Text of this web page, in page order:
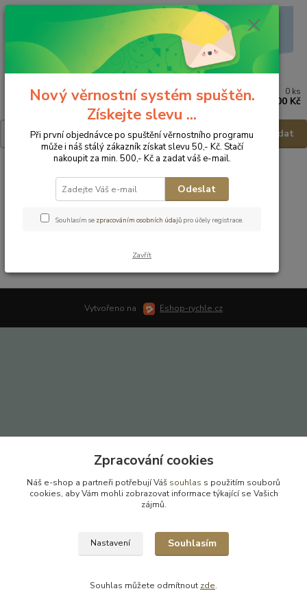
Menu
Hledat
0 ks
0,00 Kč
Obuv zimní - vel.17
V této kategorii nebylo nalezeno žádné zboží.
Vytvořeno na Eshop-rychle.cz
Nový věrnostní systém spuštěn.
Získejte slevu ...
Při první objednávce po spuštění věrnostního programu
může i náš stálý zákazník získat slevu 50,- Kč. Stačí
nakoupit za min. 500,- Kč a zadat váš e-mail.
Odeslat
Souhlasím se zpracováním osobních údajů pro účely registrace.
Zavřít
Zpracování cookies
Náš e-shop a partneři potřebují Váš souhlas s použitím souborů
cookies, aby Vám mohli zobrazovat informace týkající se Vašich
zájmů.
Nastavení Souhlasím
Souhlas můžete odmítnout zde.